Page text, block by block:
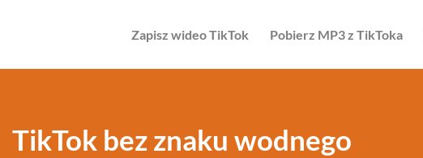
Zapisz wideo TikTok Pobierz MP3 z TikToka
TikTok bez znaku wodnego